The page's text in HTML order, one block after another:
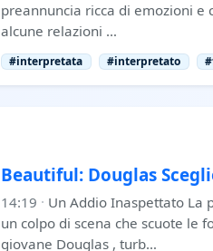
preannuncia ricca di emozioni
alcune relazioni …
#interpretata #interpretato
Beautiful: Douglas
14:19 · Un Addio Inaspettato La
un colpo di scena che scuote le
giovane Douglas , turb…